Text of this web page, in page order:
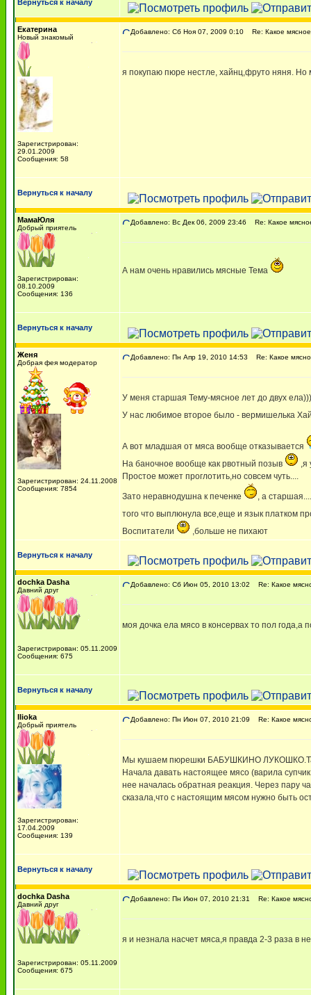
Вернуться к началу
Екатерина
Новый знакомый
Зарегистрирован:
29.01.2009
Сообщения: 58
Добавлено: Сб Ноя 07, 2009 0:10 Re: Какое
я покупаю пюре нестле, хайнц,фруто няня.
Вернуться к началу
МамаЮля
Добрый приятель
Зарегистрирован:
08.10.2009
Сообщения: 136
Добавлено: Вс Дек 06, 2009 23:46 Re: Какое
А нам очень нравились мясные Тема
Вернуться к началу
Женя
Добрая фея модератор
Зарегистрирован: 24.11.2008
Сообщения: 7854
Добавлено: Пн Апр 19, 2010 14:53 Re: Какое
У меня старшая Тему-мясное лет до двух
У нас любимое второе было - вермишелька
А вот младшая от мяса вообще отказывается
На баночное вообще как рвотный позыв
,я
Простое может проглотить,но совсем чуть....
Зато неравнодушна к печенке
, а
того что выплюнула все,еще и язык платком
Воспитатели
,больше не пихают
Вернуться к началу
dochka Dasha
Давний друг
Зарегистрирован: 05.11.2009
Сообщения: 675
Добавлено: Сб Июн 05, 2010 13:02 Re: Какое
моя дочка ела мясо в консервах то пол года,а
Вернуться к началу
Ilioka
Добрый приятель
Зарегистрирован:
17.04.2009
Сообщения: 139
Добавлено: Пн Июн 07, 2010 21:09 Re: Какое
Мы кушаем пюрешки БАБУШКИНО ЛУКОШКО.Там
Начала давать настоящее мясо (варила
нее началась обратная реакция. Через пару
сказала,что с настоящим мясом нужно быть
Вернуться к началу
dochka Dasha
Давний друг
Зарегистрирован: 05.11.2009
Сообщения: 675
Добавлено: Пн Июн 07, 2010 21:31 Re: Какое
я и незнала насчет мяса,я правда 2-3 раза в